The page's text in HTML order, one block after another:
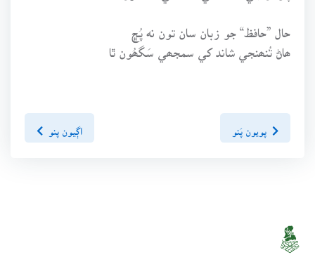
حال ”حافظ“ جو زبان سان تون نه پُڇ
ھاڻ تُنھنجي شاند کي سمجھي سَگھُون ٿا
پويون پَنو اڳيون پنو